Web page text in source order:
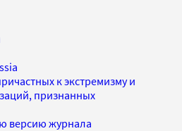
к экстремизму и
признанных
версию журнала